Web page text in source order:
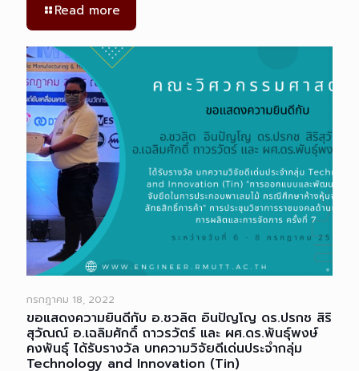
Read more
กรกฎาคม 18, 2022
ขอแสดงความยินดีกับ อ.ชวลิต อินปัญโญ ดร.ปรกช สิริ
สุวัณณ์ อ.เฉลิมศักดิ์ ถาวรวัตร์ และ ผศ.ดร.พันธุ์พงษ์
คงพันธุ์ ได้รับรางวัล บทความวิจัยดีเด่นประจำกลุ่ม
Technology and Innovation (Tin)